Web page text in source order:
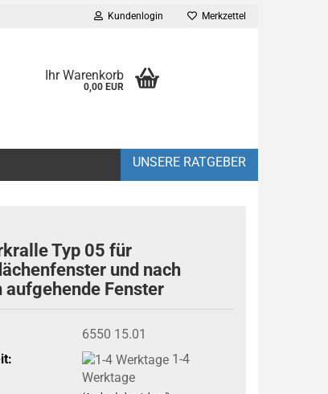
Kundenlogin Merkzettel
Ihr Warenkorb
0,00 EUR
UNSERE RATGEBER
Typ 05 für
und nach
aufgehende Fenster
6550 15.01
1-4
Werktage